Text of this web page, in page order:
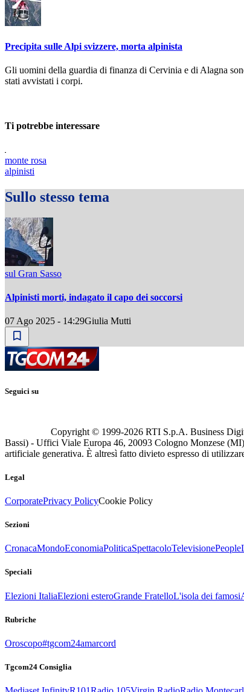
Precipita sulle Alpi svizzere, morta alpinista
Gli uomini della guardia di finanza di Cervinia e di Alagna
stati avvistati i corpi.
Ti potrebbe interessare
monte rosa
alpinisti
Sullo stesso tema
sul Gran Sasso
Alpinisti morti, indagato il capo dei soccorsi
07 Ago 2025 - 14:29Giulia Mutti
Seguici su
Copyright © 1999-2026 RTI S.p.A. Business
Bassi) - Uffici Viale Europa 46, 20093 Cologno Monzese (MI)
artificiale generativa. È altresì fatto divieto espresso di
Legal
CorporatePrivacy PolicyCookie Policy
Sezioni
CronacaMondoEconomiaPoliticaSpettacoloTelevisionePeople
Speciali
Elezioni ItaliaElezioni esteroGrande FratelloL'isola dei famosi
Rubriche
Oroscopo#tgcom24amarcord
Tgcom24 Consiglia